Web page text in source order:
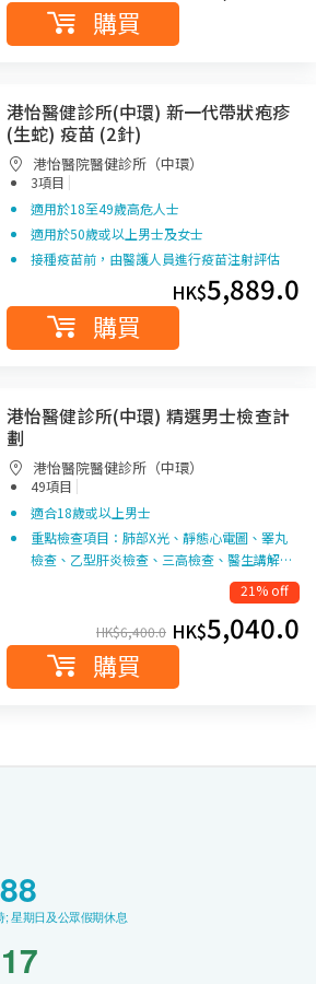
購買
港怡醫健診所(中環) 新一代帶狀疱疹
(生蛇) 疫苗 (2針)
港怡醫院醫健診所（中環）
3項目 |
適用於18至49歲高危人士
適用於50歲或以上男士及女士
接種疫苗前，由醫護人員進行疫苗注射評估
HK$5,889.0
購買
港怡醫健診所(中環) 精選男士檢查計
劃
港怡醫院醫健診所（中環）
49項目 |
適合18歲或以上男士
重點檢查項目：肺部X光、靜態心電圖、睪丸
檢查、乙型肝炎檢查、三高檢查、醫生講解…
21% off
HK$6,400.0 HK$5,040.0
購買
星期日及公眾假期休息